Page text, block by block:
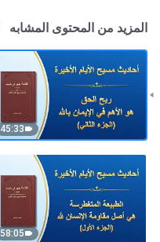
المزيد من المحتوى المشابه
45:33
58:05